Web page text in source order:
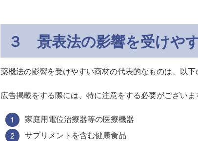
３ 景表法の影響を受けや
薬機法の影響を受けやすい商材の代表的なものは、以下
広告掲載をする際には、特に注意をする必要がございま
家庭用電位治療器等の医療機器
サプリメントを含む健康食品